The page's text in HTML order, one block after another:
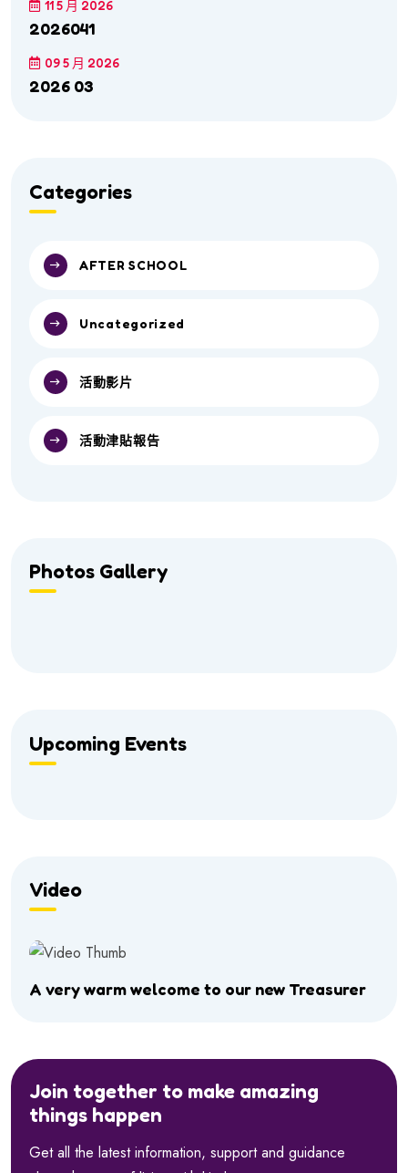
11 5 月 2026
2026041
09 5 月 2026
2026 03
Categories
AFTER SCHOOL
Uncategorized
活動影片
活動津貼報告
Photos Gallery
Upcoming Events
Video
A very warm welcome to our new Treasurer
Join together to make amazing
things happen
Get all the latest information, support and guidance